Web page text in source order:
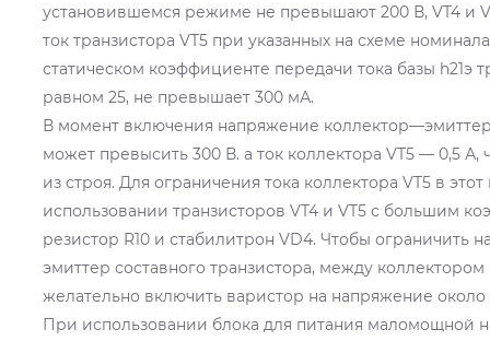
установившемся режиме не превышают 200 В, VT4 и
ток транзистора VT5 при указанных на схеме
статическом коэффициенте передачи тока базы h21э
равном 25, не превышает 300 мА.
В момент включения напряжение коллектор—эмиттер
может превысить 300 В. а ток коллектора VT5 — 0,5 А,
из строя. Для ограничения тока коллектора VT5 в
использовании транзисторов VT4 и VT5 с большим
резистор R10 и стабилитрон VD4. Чтобы ограничить
эмиттер составного транзистора, между
желательно включить варистор на напряжение около
При использовании блока для питания маломощной